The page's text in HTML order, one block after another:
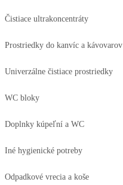
Čistiace ultrakoncentráty
Prostriedky do kanvíc a kávovarov
Univerzálne čistiace prostriedky
WC bloky
Doplnky kúpeľní a WC
Iné hygienické potreby
Odpadkové vrecia a koše